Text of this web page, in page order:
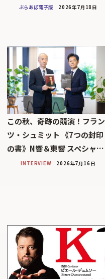
ぶらあぼ電子版 2026年7月18日
この秋、奇跡の競演！フラン
ツ・シュミット 《7つの封印
の書》N響＆東響 スペシャ…
INTERVIEW 2026年7月16日